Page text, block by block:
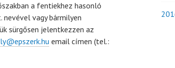
a fentiekhez hasonló
vagy bármilyen
sürgősen jelentkezzen az
email címen (tel.: